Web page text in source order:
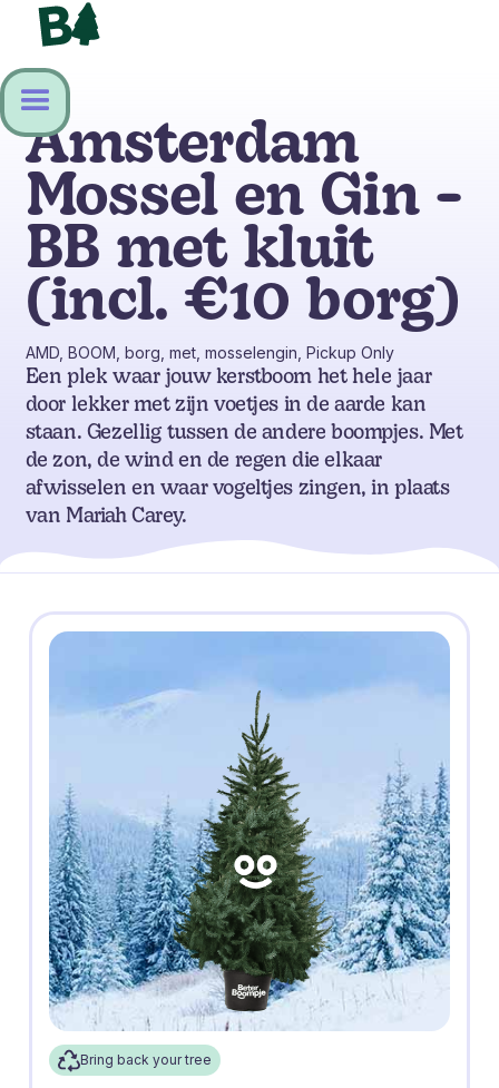
Amsterdam
Mossel en Gin -
BB met kluit
(incl. €10 borg)
AMD, BOOM, borg, met, mosselengin, Pickup Only
Een plek waar jouw kerstboom het hele jaar
door lekker met zijn voetjes in de aarde kan
staan. Gezellig tussen de andere boompjes. Met
de zon, de wind en de regen die elkaar
afwisselen en waar vogeltjes zingen, in plaats
van Mariah Carey.
Bring back your tree